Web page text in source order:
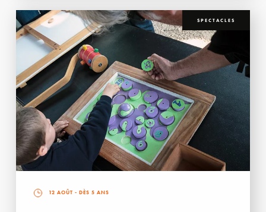
SPECTACLES
12 AOÛT - DÈS 5 ANS